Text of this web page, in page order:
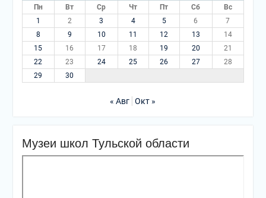
Пн Вт Ср Чт Пт Сб
Вс
1
2 3 4 5 6
7
8
9 10 11 12 13
14
15
16 17 18 19 20
21
22
23 24 25 26 27
28
29
30
« Авг Окт »
Музеи школ Тульской области